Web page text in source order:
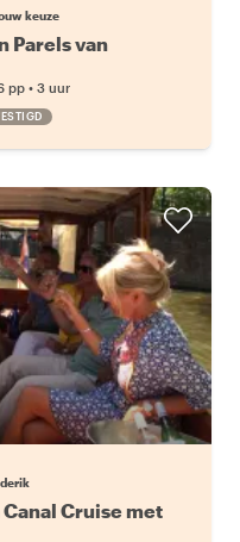
keuze
Parels van
pp • 3 uur
Cruise met